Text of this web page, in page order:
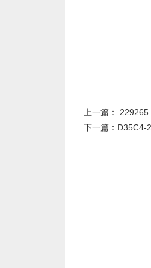
上一篇： 229265
下一篇： D35C4-